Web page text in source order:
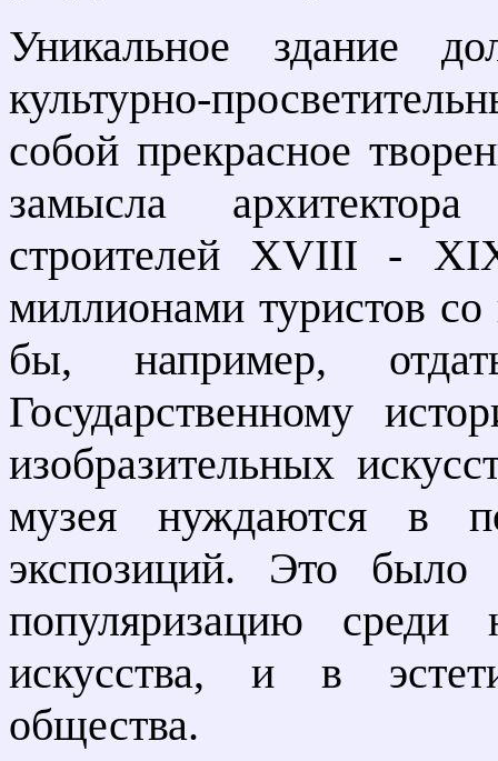
Уникальное здание
культурно-
собой прекрасное
замысла
строителей XVIII -
миллионами туристов
бы, например,
Государственному
изобразительных
музея нуждаются в
экспозиций. Это
популяризацию среди
искусства, и в
общества.